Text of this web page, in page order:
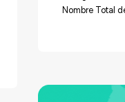
Nombre Total